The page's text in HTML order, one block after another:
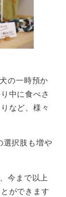
の一時預か
中に食べさ
など、様々
選択肢も増や
今まで以上
ができます